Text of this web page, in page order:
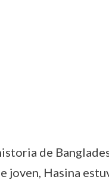
de
joven, Hasina